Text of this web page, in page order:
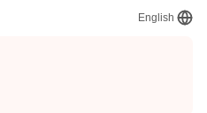
English